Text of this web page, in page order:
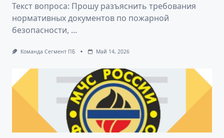
Текст вопроса: Прошу разъяснить требования
нормативных документов по пожарной
безопасности, ...
Команда Сегмент ПБ Май 14, 2026